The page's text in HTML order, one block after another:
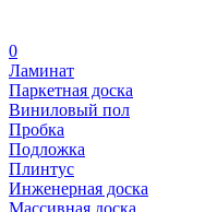
0
Ламинат
Паркетная доска
Виниловый пол
Пробка
Подложка
Плинтус
Инженерная доска
Массивная доска